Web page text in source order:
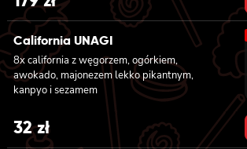
w tempurze, ogórkiem, sałatą i majonezem
lekko pikantnym, 8x hosomaki z łososiem, 8x
hosomaki z ogórkiem, 8x california z
łososiem, ogórkiem, serkiem philadelphia,
awokado i masago, 8x california z krewetką,
majonezem lekko pikantnym, awokado,
ogórkiem, masago i sezamem, 2x nigiri z
łososiem, 2x nigiri z tuńczykiem, 2x nigiri z
krewetką
California UNAGI
8x california z węgorzem, ogórkiem,
awokado, majonezem lekko pikantnym,
kanpyo i sezamem
32zł